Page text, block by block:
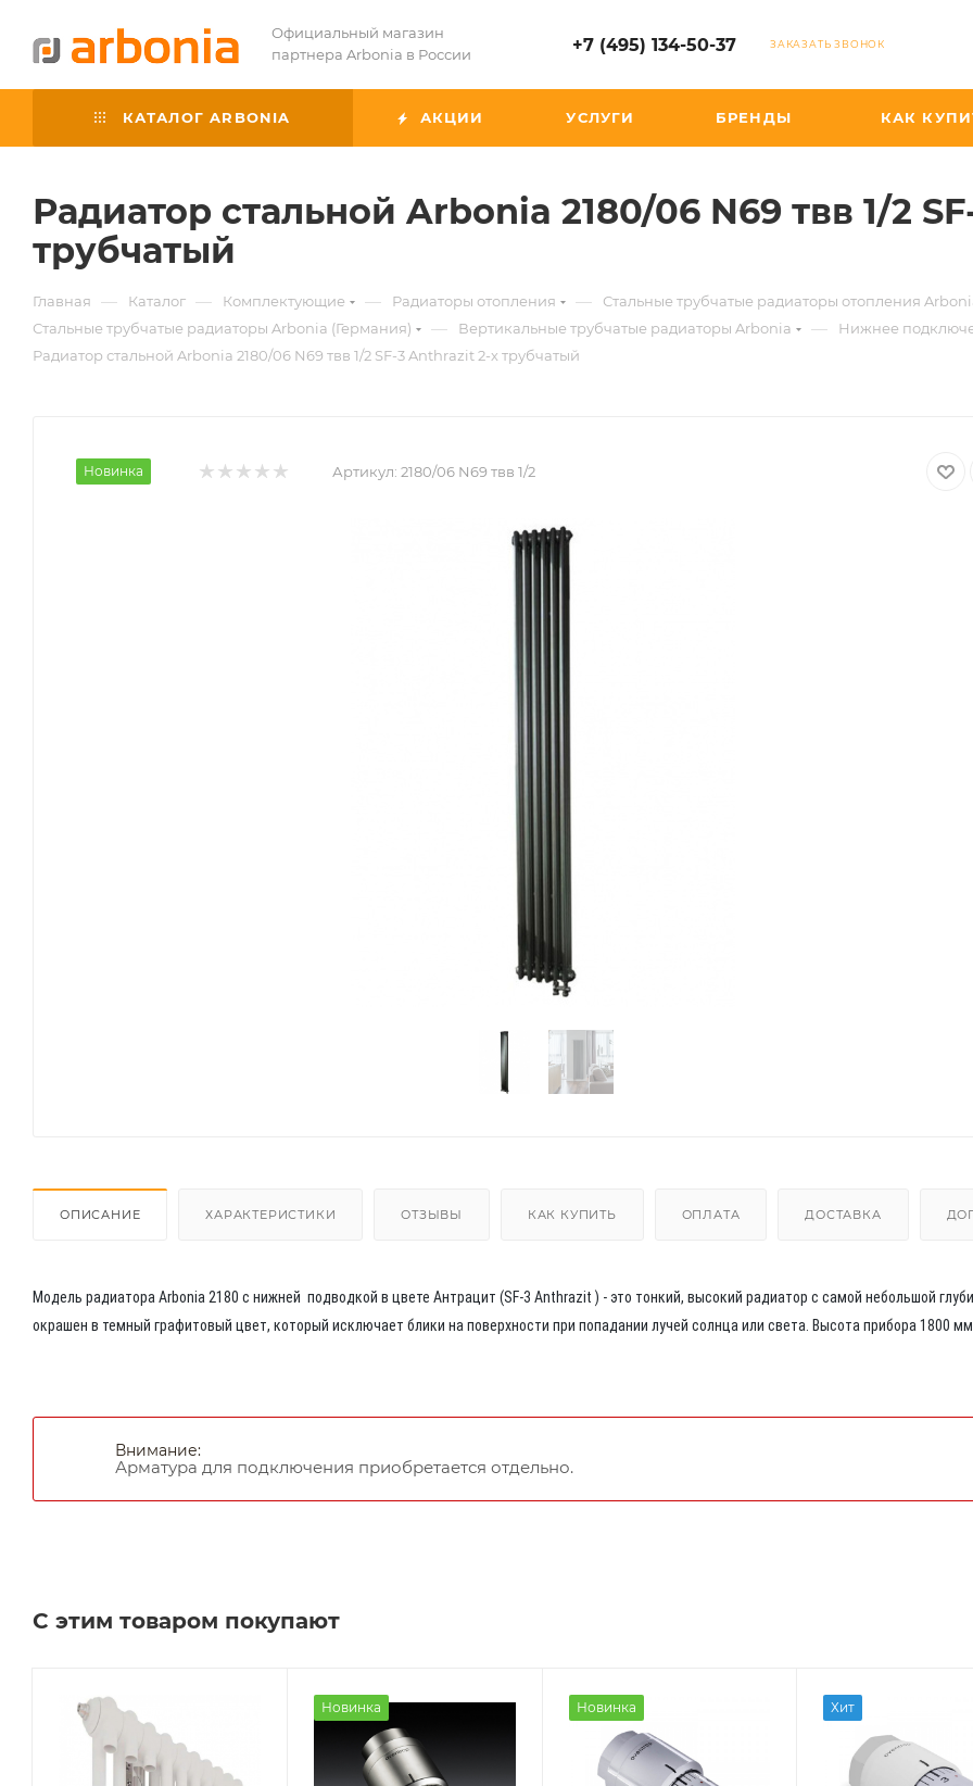
Официальный магазин
партнера Arbonia в России
+7 (495) 134-50-37 ЗАКАЗАТЬ ЗВОНОК
КАТАЛОГ ARBONIA АКЦИИ УСЛУГИ БРЕНДЫ КАК
Радиатор стальной Arbonia 2180/06 N69 твв 1/2
трубчатый
Главная — Каталог — Комплектующие — Радиаторы отопления — Стальные трубчатые радиаторы отопления
Стальные трубчатые радиаторы Arbonia (Германия) — Вертикальные трубчатые радиаторы Arbonia — Нижнее
Радиатор стальной Arbonia 2180/06 N69 твв 1/2 SF-3 Anthrazit 2-х трубчатый
Новинка Артикул: 2180/06 N69 твв 1/2
ОПИСАНИЕ ХАРАКТЕРИСТИКИ ОТЗЫВЫ КАК КУПИТЬ ОПЛАТА ДОСТАВКА
Модель радиатора Arbonia 2180 с нижней подводкой в цвете Антрацит (SF-3 Anthrazit ) - это тонкий, высокий радиатор с самой небольшой
окрашен в темный графитовый цвет, который исключает блики на поверхности при попадании лучей солнца или света. Высота прибора 1800 мм
Внимание:
Арматура для подключения приобретается отдельно.
С этим товаром покупают
Новинка Новинка Хит